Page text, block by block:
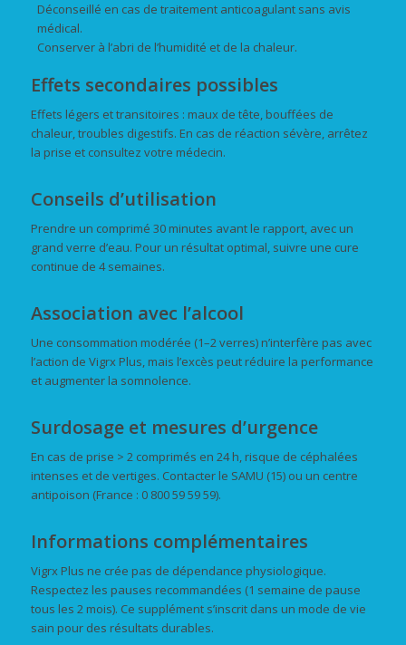
Déconseillé en cas de traitement anticoagulant sans avis
médical.
Conserver à l’abri de l’humidité et de la chaleur.
Effets secondaires possibles
Effets légers et transitoires : maux de tête, bouffées de
chaleur, troubles digestifs. En cas de réaction sévère, arrêtez
la prise et consultez votre médecin.
Conseils d’utilisation
Prendre un comprimé 30 minutes avant le rapport, avec un
grand verre d’eau. Pour un résultat optimal, suivre une cure
continue de 4 semaines.
Association avec l’alcool
Une consommation modérée (1–2 verres) n’interfère pas avec
l’action de Vigrx Plus, mais l’excès peut réduire la performance
et augmenter la somnolence.
Surdosage et mesures d’urgence
En cas de prise > 2 comprimés en 24 h, risque de céphalées
intenses et de vertiges. Contacter le SAMU (15) ou un centre
antipoison (France : 0 800 59 59 59).
Informations complémentaires
Vigrx Plus ne crée pas de dépendance physiologique.
Respectez les pauses recommandées (1 semaine de pause
tous les 2 mois). Ce supplément s’inscrit dans un mode de vie
sain pour des résultats durables.